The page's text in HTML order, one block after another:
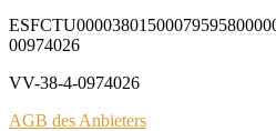
00974026
VV-38-4-0974026
AGB des Anbieters